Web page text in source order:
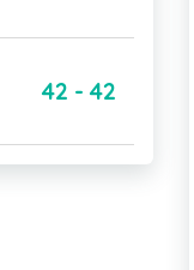
42 - 42